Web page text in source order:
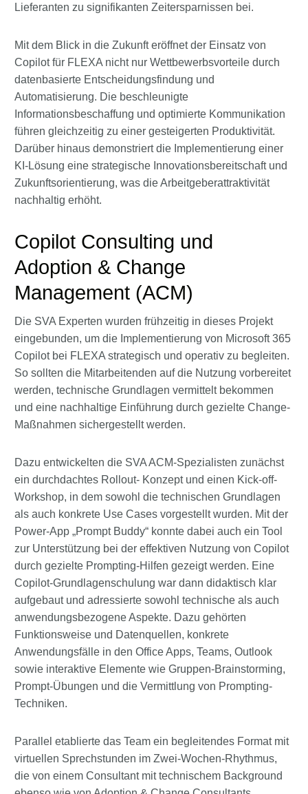
Lieferanten zu signifikanten Zeitersparnissen bei.
Mit dem Blick in die Zukunft eröffnet der Einsatz von
Copilot für FLEXA nicht nur Wettbewerbsvorteile durch
datenbasierte Entscheidungsfindung und
Automatisierung. Die beschleunigte
Informationsbeschaffung und optimierte Kommunikation
führen gleichzeitig zu einer gesteigerten Produktivität.
Darüber hinaus demonstriert die Implementierung einer
KI-Lösung eine strategische Innovationsbereitschaft und
Zukunftsorientierung, was die Arbeitgeberattraktivität
nachhaltig erhöht.
Copilot Consulting und
Adoption & Change
Management (ACM)
Die SVA Experten wurden frühzeitig in dieses Projekt
eingebunden, um die Implementierung von Microsoft 365
Copilot bei FLEXA strategisch und operativ zu begleiten.
So sollten die Mitarbeitenden auf die Nutzung vorbereitet
werden, technische Grundlagen vermittelt bekommen
und eine nachhaltige Einführung durch gezielte Change-
Maßnahmen sichergestellt werden.
Dazu entwickelten die SVA ACM-Spezialisten zunächst
ein durchdachtes Rollout- Konzept und einen Kick-off-
Workshop, in dem sowohl die technischen Grundlagen
als auch konkrete Use Cases vorgestellt wurden. Mit der
Power-App „Prompt Buddy“ konnte dabei auch ein Tool
zur Unterstützung bei der effektiven Nutzung von Copilot
durch gezielte Prompting-Hilfen gezeigt werden. Eine
Copilot-Grundlagenschulung war dann didaktisch klar
aufgebaut und adressierte sowohl technische als auch
anwendungsbezogene Aspekte. Dazu gehörten
Funktionsweise und Datenquellen, konkrete
Anwendungsfälle in den Office Apps, Teams, Outlook
sowie interaktive Elemente wie Gruppen-Brainstorming,
Prompt-Übungen und die Vermittlung von Prompting-
Techniken.
Parallel etablierte das Team ein begleitendes Format mit
virtuellen Sprechstunden im Zwei-Wochen-Rhythmus,
die von einem Consultant mit technischem Background